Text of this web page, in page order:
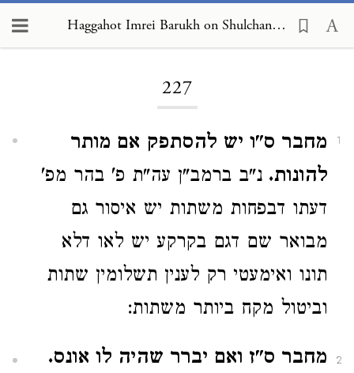
Haggahot Imrei Barukh on Shulchan Arukh, Choshen Mishpat 227
227
1
מחבר ס"ו יש להסתפק אם מותר
להונות. נ"ב ברמב"ן עה"ת פ' בהר מפ'
דעתו דבפחות משתות יש איסור גם
מבואר שם דגם בקרקע יש לאו דלא
תונו ואימעטי רק לענין תשלומין שתות
וביטול מקח ביותר משתות:
2
מחבר ס"ז ואם יברר שהיה לו אונס.